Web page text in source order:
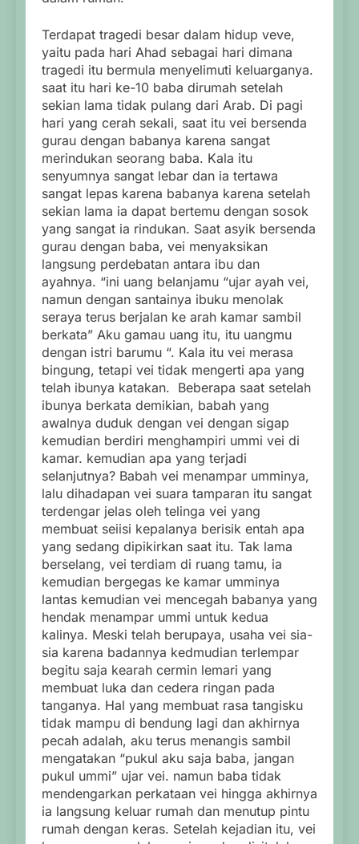
Terdapat tragedi besar dalam hidup veve,
yaitu pada hari Ahad sebagai hari dimana
tragedi itu bermula menyelimuti keluarganya.
saat itu hari ke-10 baba dirumah setelah
sekian lama tidak pulang dari Arab. Di pagi
hari yang cerah sekali, saat itu vei bersenda
gurau dengan babanya karena sangat
merindukan seorang baba. Kala itu
senyumnya sangat lebar dan ia tertawa
sangat lepas karena babanya karena setelah
sekian lama ia dapat bertemu dengan sosok
yang sangat ia rindukan. Saat asyik bersenda
gurau dengan baba, vei menyaksikan
langsung perdebatan antara ibu dan
ayahnya. “ini uang belanjamu “ujar ayah vei,
namun dengan santainya ibuku menolak
seraya terus berjalan ke arah kamar sambil
berkata” Aku gamau uang itu, itu uangmu
dengan istri barumu “. Kala itu vei merasa
bingung, tetapi vei tidak mengerti apa yang
telah ibunya katakan. Beberapa saat setelah
ibunya berkata demikian, babah yang
awalnya duduk dengan vei dengan sigap
kemudian berdiri menghampiri ummi vei di
kamar. kemudian apa yang terjadi
selanjutnya? Babah vei menampar umminya,
lalu dihadapan vei suara tamparan itu sangat
terdengar jelas oleh telinga vei yang
membuat seiisi kepalanya berisik entah apa
yang sedang dipikirkan saat itu. Tak lama
berselang, vei terdiam di ruang tamu, ia
kemudian bergegas ke kamar umminya
lantas kemudian vei mencegah babanya yang
hendak menampar ummi untuk kedua
kalinya. Meski telah berupaya, usaha vei sia-
sia karena badannya kedmudian terlempar
begitu saja kearah cermin lemari yang
membuat luka dan cedera ringan pada
tanganya. Hal yang membuat rasa tangisku
tidak mampu di bendung lagi dan akhirnya
pecah adalah, aku terus menangis sambil
mengatakan “pukul aku saja baba, jangan
pukul ummi” ujar vei. namun baba tidak
mendengarkan perkataan vei hingga akhirnya
ia langsung keluar rumah dan menutup pintu
rumah dengan keras. Setelah kejadian itu, vei